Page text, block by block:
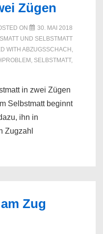
Zügen
ON
30. MAI 2018
UND SELBSTMATT
WITH ABZUGSSCHACH ,
, SELBSTMATT,
in zwei Zügen
Selbstmatt beginnt
ihn in
Zugzahl
Zug